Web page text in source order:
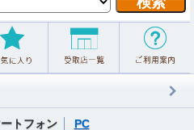
トフォン PC